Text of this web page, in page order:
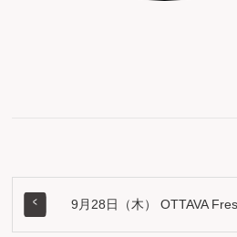
9月28日（木） OTTAVA